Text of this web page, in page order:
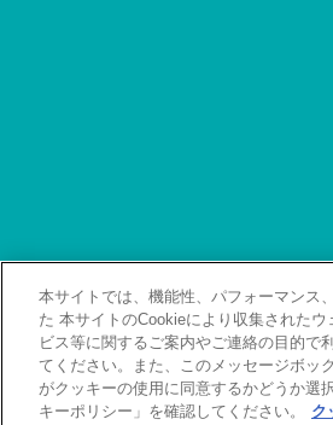
本サイトでは、機能性、パフォーマンス
た 本サイトのCookieにより収集された
ビス等に関するご案内やご連絡の目的で
てください。また、このメッセージボッ
がクッキーの使用に同意するかどうか選
キーポリシー」を確認してください。
ク